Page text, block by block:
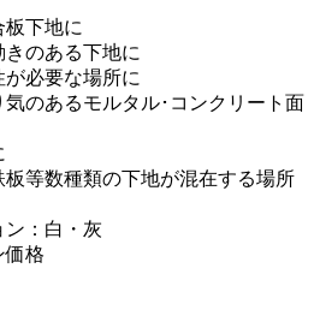
板下地に
のある下地に
必要な場所に
のあるモルタル･コンクリート面
板等数種類の下地が混在する場所
ン：白・灰
価格